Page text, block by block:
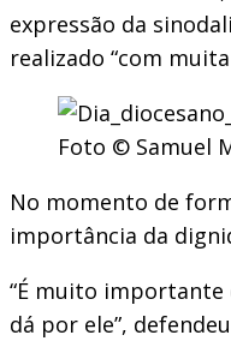
expressão da
realizado “com
Foto © Samuel
No momento de
importância da
“É muito importante
dá por ele”,